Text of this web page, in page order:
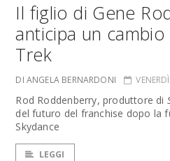
Il figlio di Gene
anticipa un
Trek
DI ANGELA BERNARDONI
Rod Roddenberry, produttore di
del futuro del franchise dopo la
Skydance
LEGGI